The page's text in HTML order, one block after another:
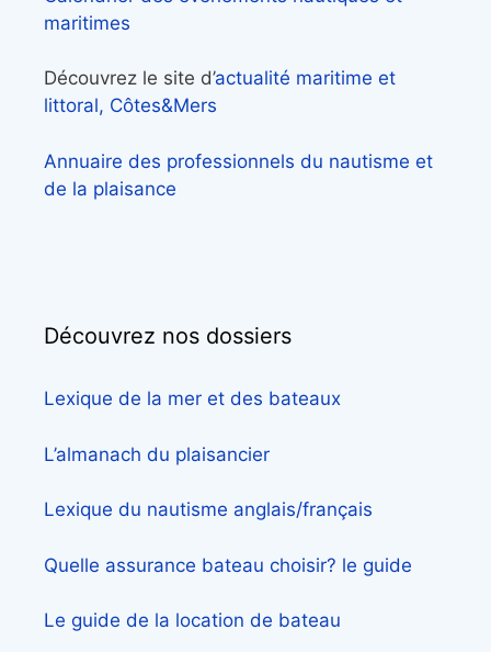
maritimes
Découvrez le site d’actualité maritime et
littoral, Côtes&Mers
Annuaire des professionnels du nautisme et
de la plaisance
Découvrez nos dossiers
Lexique de la mer et des bateaux
L’almanach du plaisancier
Lexique du nautisme anglais/français
Quelle assurance bateau choisir? le guide
Le guide de la location de bateau